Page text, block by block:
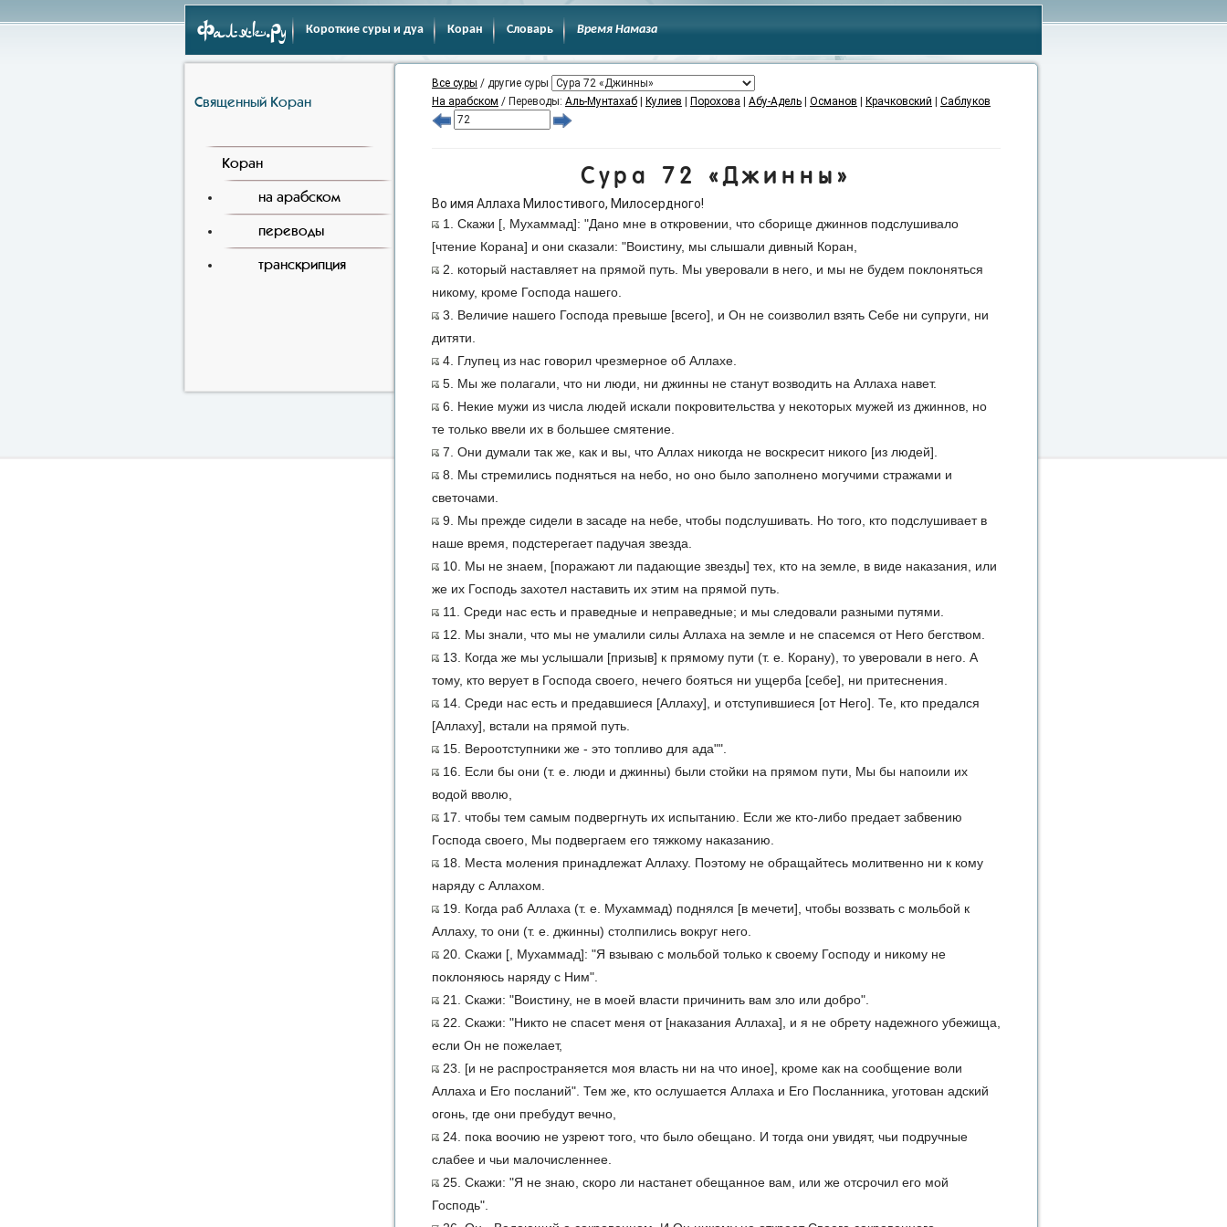
Фаляк.Ру Короткие суры и дуа Коран Словарь Время Намаза
Священный Коран
Коран
на арабском
переводы
транскрипция
Все суры / другие суры
На арабском / Переводы: Аль-Мунтахаб Кулиев Порохова Абу-Адель Османов Крачковский Саблуков
Сура 72 «Джинны»
Во имя Аллаха Милостивого, Милосердного!
1. Скажи [, Мухаммад]: "Дано мне в откровении, что сборище джиннов подслушивало
[чтение Корана] и они сказали: "Воистину, мы слышали дивный Коран,
2. который наставляет на прямой путь. Мы уверовали в него, и мы не будем поклоняться
никому, кроме Господа нашего.
3. Величие нашего Господа превыше [всего], и Он не соизволил взять Себе ни супруги, ни
дитяти.
4. Глупец из нас говорил чрезмерное об Аллахе.
5. Мы же полагали, что ни люди, ни джинны не станут возводить на Аллаха навет.
6. Некие мужи из числа людей искали покровительства у некоторых мужей из джиннов, но
те только ввели их в большее смятение.
7. Они думали так же, как и вы, что Аллах никогда не воскресит никого [из людей].
8. Мы стремились подняться на небо, но оно было заполнено могучими стражами и
светочами.
9. Мы прежде сидели в засаде на небе, чтобы подслушивать. Но того, кто подслушивает в
наше время, подстерегает падучая звезда.
10. Мы не знаем, [поражают ли падающие звезды] тех, кто на земле, в виде наказания, или
же их Господь захотел наставить их этим на прямой путь.
11. Среди нас есть и праведные и неправедные; и мы следовали разными путями.
12. Мы знали, что мы не умалили силы Аллаха на земле и не спасемся от Него бегством.
13. Когда же мы услышали [призыв] к прямому пути (т. е. Корану), то уверовали в него. А
тому, кто верует в Господа своего, нечего бояться ни ущерба [себе], ни притеснения.
14. Среди нас есть и предавшиеся [Аллаху], и отступившиеся [от Него]. Те, кто предался
[Аллаху], встали на прямой путь.
15. Вероотступники же - это топливо для ада"".
16. Если бы они (т. е. люди и джинны) были стойки на прямом пути, Мы бы напоили их
водой вволю,
17. чтобы тем самым подвергнуть их испытанию. Если же кто-либо предает забвению
Господа своего, Мы подвергаем его тяжкому наказанию.
18. Места моления принадлежат Аллаху. Поэтому не обращайтесь молитвенно ни к кому
наряду с Аллахом.
19. Когда раб Аллаха (т. е. Мухаммад) поднялся [в мечети], чтобы воззвать с мольбой к
Аллаху, то они (т. е. джинны) столпились вокруг него.
20. Скажи [, Мухаммад]: "Я взываю с мольбой только к своему Господу и никому не
поклоняюсь наряду с Ним".
21. Скажи: "Воистину, не в моей власти причинить вам зло или добро".
22. Скажи: "Никто не спасет меня от [наказания Аллаха], и я не обрету надежного убежища,
если Он не пожелает,
23. [и не распространяется моя власть ни на что иное], кроме как на сообщение воли
Аллаха и Его посланий". Тем же, кто ослушается Аллаха и Его Посланника, уготован адский
огонь, где они пребудут вечно,
24. пока воочию не узреют того, что было обещано. И тогда они увидят, чьи подручные
слабее и чьи малочисленнее.
25. Скажи: "Я не знаю, скоро ли настанет обещанное вам, или же отсрочил его мой
Господь".